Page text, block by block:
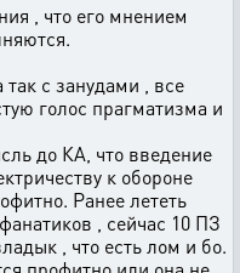
, что его мнением
так с занудами , все
голос прагматизма и
до КА, что введение
к обороне
Ранее лететь
, сейчас 10 ПЗ
, что есть лом и бо.